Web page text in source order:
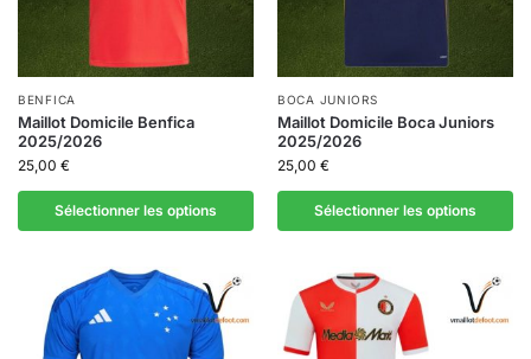
BENFICA
Maillot Domicile Benfica
2025/2026
25,00 €
Sélectionner les options
BOCA JUNIORS
Maillot Domicile Boca Juniors
2025/2026
25,00 €
Sélectionner les options